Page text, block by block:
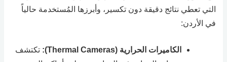
التي تعطي نتائج دقيقة دون تكسير، وأبرزها المُستخدمة حالياً
في الأردن:
الكاميرات الحرارية (Thermal Cameras):
تكتشف